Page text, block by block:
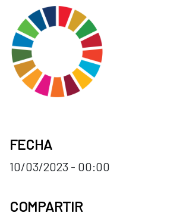
FECHA
10/03/2023 - 00:00
COMPARTIR